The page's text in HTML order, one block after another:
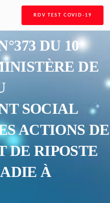
RDV TEST COVID-19
DU 10
DE
SOCIAL
ACTIONS DE
DE RIPOSTE
À